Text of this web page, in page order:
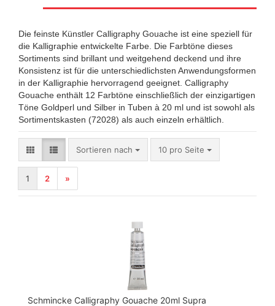
Die feinste Künstler Calligraphy Gouache ist eine speziell für
die Kalligraphie entwickelte Farbe. Die Farbtöne dieses
Sortiments sind brillant und weitgehend deckend und ihre
Konsistenz ist für die unterschiedlichsten Anwendungsformen
in der Kalligraphie hervorragend geeignet. Calligraphy
Gouache enthält 12 Farbtöne einschließlich der einzigartigen
Töne Goldperl und Silber in Tuben à 20 ml und ist sowohl als
Sortimentskasten (72028) als auch einzeln erhältlich.
Sortieren nach
Sortieren nach 10 pro Seite
pro Seite
1 2 »
Schmincke Calligraphy Gouache 20ml Supra